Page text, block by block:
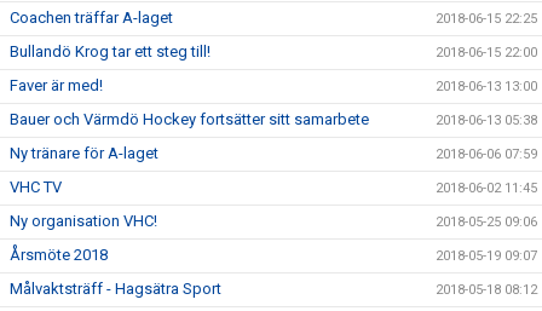
Coachen träffar A-laget 2018-06-15 22:25
Bullandö Krog tar ett steg till! 2018-06-15 22:00
Faver är med! 2018-06-13 13:00
Bauer och Värmdö Hockey fortsätter sitt samarbete 2018-06-13 05:38
Ny tränare för A-laget 2018-06-06 07:59
VHC TV 2018-06-02 11:45
Ny organisation VHC! 2018-05-25 09:06
Årsmöte 2018 2018-05-19 09:07
Målvaktsträff - Hagsätra Sport 2018-05-18 08:12